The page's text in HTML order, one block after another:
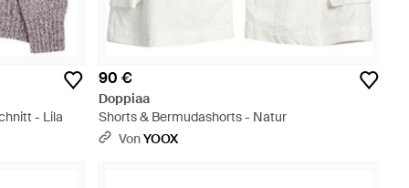
- Lila
90 €
Doppiaa
Shorts & Bermudashorts - Natur
VonYOOX